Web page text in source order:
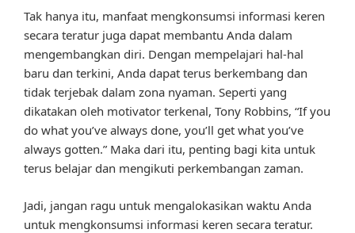
Tak hanya itu, manfaat mengkonsumsi informasi keren
secara teratur juga dapat membantu Anda dalam
mengembangkan diri. Dengan mempelajari hal-hal
baru dan terkini, Anda dapat terus berkembang dan
tidak terjebak dalam zona nyaman. Seperti yang
dikatakan oleh motivator terkenal, Tony Robbins, “If you
do what you’ve always done, you’ll get what you’ve
always gotten.” Maka dari itu, penting bagi kita untuk
terus belajar dan mengikuti perkembangan zaman.
Jadi, jangan ragu untuk mengalokasikan waktu Anda
untuk mengkonsumsi informasi keren secara teratur.